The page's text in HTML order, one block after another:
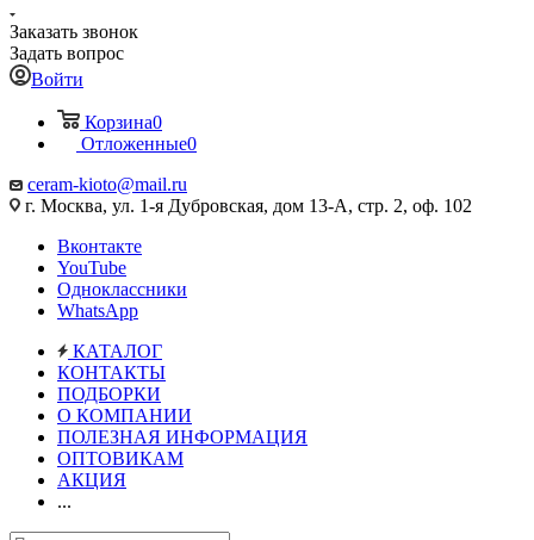
Заказать звонок
Задать вопрос
Войти
Корзина0
Отложенные0
ceram-kioto@mail.ru
г. Москва, ул. 1-я Дубровская, дом 13-А, стр. 2, оф. 102
Вконтакте
YouTube
Одноклассники
WhatsApp
КАТАЛОГ
КОНТАКТЫ
ПОДБОРКИ
О КОМПАНИИ
ПОЛЕЗНАЯ ИНФОРМАЦИЯ
ОПТОВИКАМ
АКЦИЯ
...